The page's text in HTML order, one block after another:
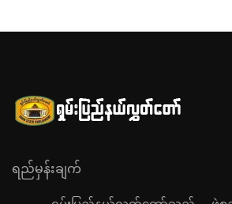
ရည်မှန်းချက်